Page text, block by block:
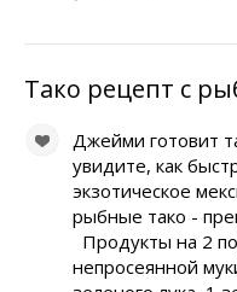
Тако рецепт с
Джейми готовит
увидите, как
экзотическое
рыбные тако -
Продукты на 2
непросеянной